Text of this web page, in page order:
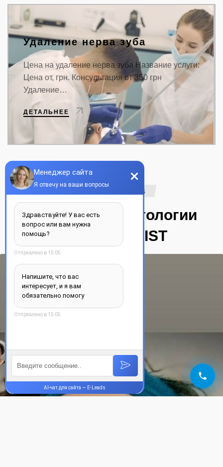
Удаление нерва зуба
Цена на удаление нерва зуба Название услуги:
Цена от, грн. Консультация от 350 грн
Удаление…
ДЕТАЛЬНЕЕ
Our reviews
Отзывы Стоматологии
YOUR DENTIST